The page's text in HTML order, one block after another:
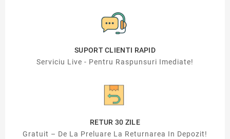
SUPORT CLIENTI RAPID
Serviciu Live - Pentru Raspunsuri Imediate!
RETUR 30 ZILE
Gratuit – De La Preluare La Returnarea In Depozit!